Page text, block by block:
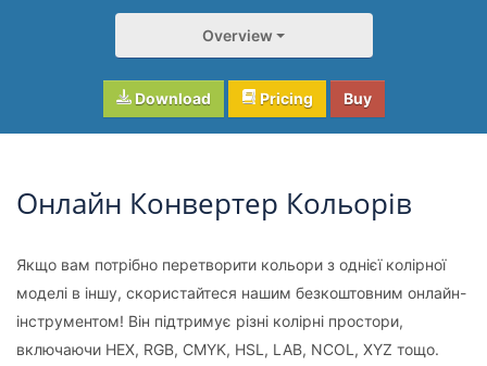
Overview
Download Pricing Buy
Онлайн Конвертер Кольорів
Якщо вам потрібно перетворити кольори з однієї колірної
моделі в іншу, скористайтеся нашим безкоштовним онлайн-
інструментом! Він підтримує різні колірні простори,
включаючи HEX, RGB, CMYK, HSL, LAB, NCOL, XYZ тощо.